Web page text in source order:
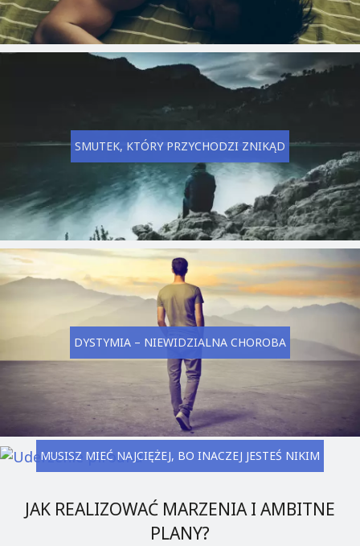
SMUTEK, KTÓRY PRZYCHODZI ZNIKĄD
DYSTYMIA – NIEWIDZIALNA CHOROBA
MUSISZ MIEĆ NAJCIĘŻEJ, BO INACZEJ JESTEŚ NIKIM
JAK REALIZOWAĆ MARZENIA I AMBITNE
PLANY?